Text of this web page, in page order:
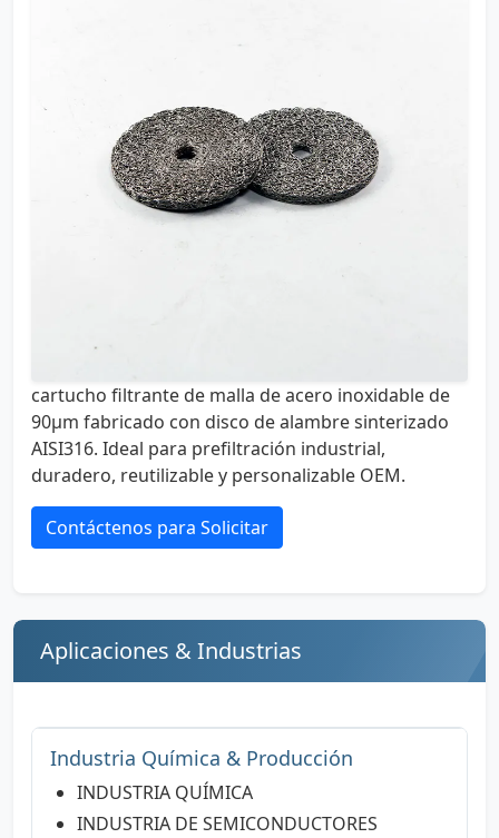
cartucho filtrante de malla de acero inoxidable de
90µm fabricado con disco de alambre sinterizado
AISI316. Ideal para prefiltración industrial,
duradero, reutilizable y personalizable OEM.
Contáctenos para Solicitar
Aplicaciones & Industrias
Industria Química & Producción
INDUSTRIA QUÍMICA
INDUSTRIA DE SEMICONDUCTORES